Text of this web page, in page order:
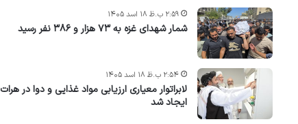
شمار شهدای غزه به ۷۳ هزار و ۳۸۶ نفر رسید
۲:۵۹ ب.ظ ۱۸ اسد ۱۴۰۵
لابراتوار معیاری ارزیابی مواد غذایی و دوا در هرات
ایجاد شد
۲:۵۴ ب.ظ ۱۸ اسد ۱۴۰۵